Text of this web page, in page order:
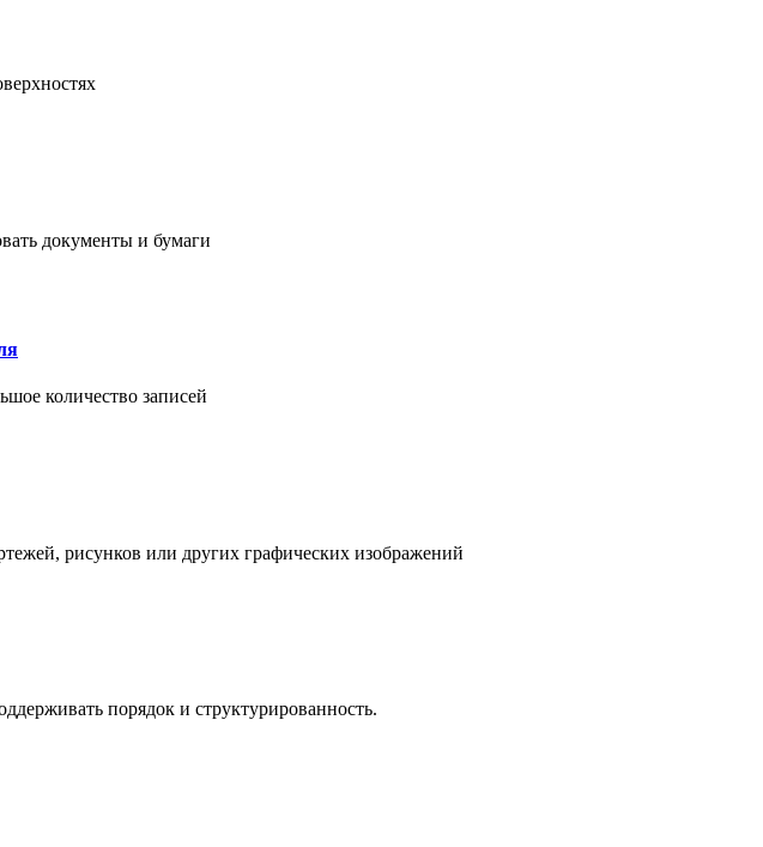
документы и бумаги
количество записей
рисунков или других графических изображений
порядок и структурированность.